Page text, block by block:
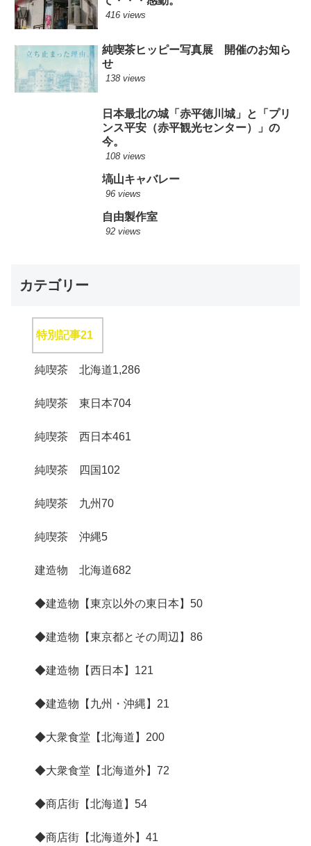
416 views
純喫茶ヒッピー写真展 開催のお知ら
せ
138 views
日本最北の城「赤平徳川城」と「プリ
ンス平安（赤平観光センター）」の
今。
108 views
塙山キャバレー
96 views
自由製作室
92 views
カテゴリー
特別記事21
純喫茶 北海道1,286
純喫茶 東日本704
純喫茶 西日本461
純喫茶 四国 102
純喫茶 九州70
純喫茶 沖縄5
建造物 北海道682
◆建造物【東京以外の東日本】 50
◆建造物【東京都とその周辺】 86
◆建造物【西日本】 121
◆建造物【九州・沖縄】 21
◆大衆食堂【北海道】 200
◆大衆食堂【北海道外】 72
◆商店街【北海道】 54
◆商店街【北海道外】 41